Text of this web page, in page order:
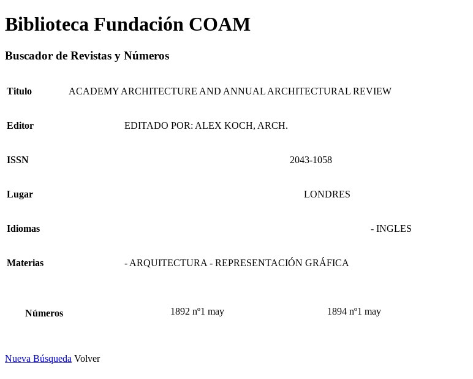
Biblioteca Fundación COAM
Buscador de Revistas y Números
Titulo ACADEMY ARCHITECTURE AND ANNUAL ARCHITECTURAL REVIEW
Editor EDITADO POR: ALEX KOCH, ARCH.
ISSN 2043-1058
Lugar LONDRES
Idiomas - INGLES
Materias - ARQUITECTURA - REPRESENTACIÓN GRÁFICA
Números 1892 nº1 may 1894 nº1 may
Nueva Búsqueda Volver